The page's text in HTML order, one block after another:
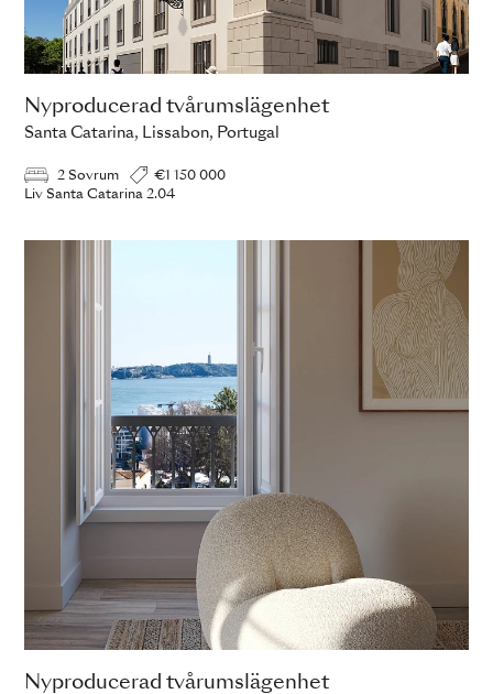
Nyproducerad tvårumslägenhet
Santa Catarina, Lissabon, Portugal
2 Sovrum
€1 150 000
Liv Santa Catarina 2.04
Nyproducerad tvårumslägenhet